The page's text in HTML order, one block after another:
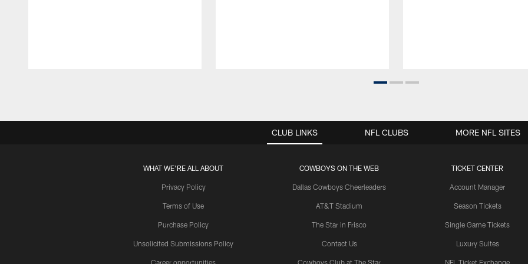
CLUB LINKS
WHAT WE'RE ALL ABOUT
Privacy Policy
Terms of Use
Purchase Policy
Unsolicited Submissions Policy
COWBOYS ON THE WEB
Dallas Cowboys Cheerleaders
AT&T Stadium
The Star in Frisco
Contact Us
TICKET CENTER
Account Manager
Season Tickets
Single Game Tickets
Luxury Suites
NFL CLUBS MORE NFL SITES